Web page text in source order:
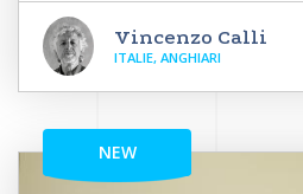
Vincenzo Calli
ITALIE, ANGHIARI
NEW